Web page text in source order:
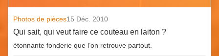
Photos de pièces15 Déc. 2010
Qui sait, qui veut faire ce couteau en laiton ?
étonnante fonderie que l’on retrouve partout.